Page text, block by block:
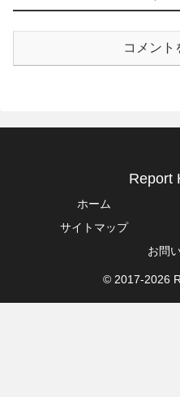
コメント
Report
ホーム
サイトマップ
お問
© 2017-2026